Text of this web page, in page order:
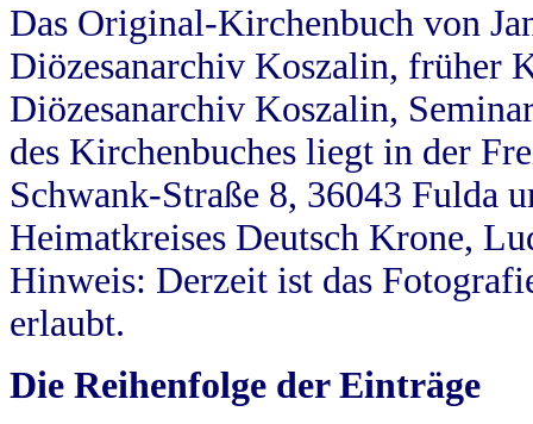
Das Original-Kirchenbuch von
Diözesanarchiv Koszalin, früher
Diözesanarchiv Koszalin,
des Kirchenbuches liegt in der
Schwank-Straße 8, 36043 Fulda
Heimatkreises Deutsch Krone,
Hinweis: Derzeit ist das
erlaubt.
Die Reihenfolge der Einträge